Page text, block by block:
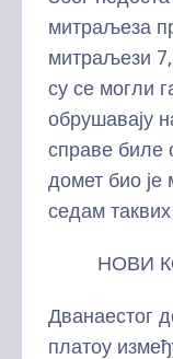
митраљеза
митраљези
су се могли
обрушавају
справе биле
домет био је
седам
НОВИ
Дванаестог
платоу